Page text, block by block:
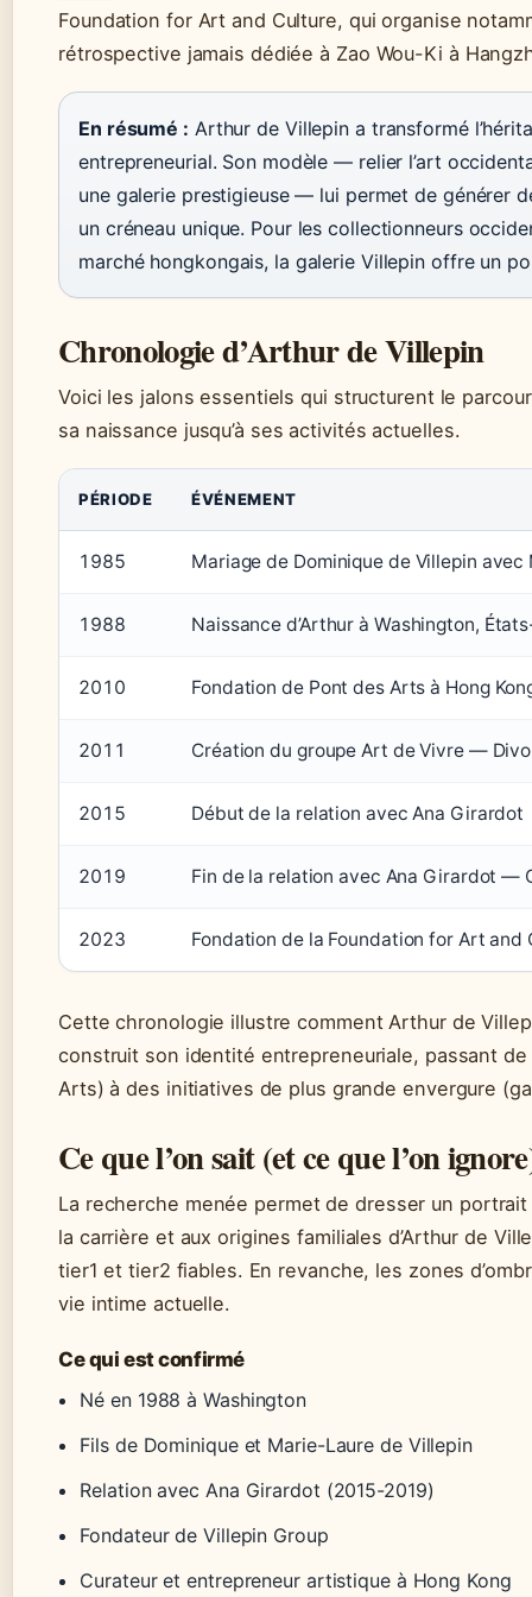
Foundation for Art and Culture, qui organise
rétrospective jamais dédiée à Zao Wou-Ki à
En résumé : Arthur de Villepin a transformé
entrepreneurial. Son modèle — relier l’art
une galerie prestigieuse — lui permet de générer
un créneau unique. Pour les collectionneurs
marché hongkongais, la galerie Villepin offre un
Chronologie d’Arthur de Villepin
Voici les jalons essentiels qui structurent le
sa naissance jusqu’à ses activités actuelles.
PÉRIODE ÉVÉNEMENT
1985 Mariage de Dominique de Villepin
1988 Naissance d’Arthur à Washington,
2010 Fondation de Pont des Arts à Hong
2011 Création du groupe Art de Vivre —
2015 Début de la relation avec Ana Girardot
2019 Fin de la relation avec Ana Girardot —
2023 Fondation de la Foundation for Art and
Cette chronologie illustre comment Arthur de
construit son identité entrepreneuriale, passant
Arts) à des initiatives de plus grande envergure
Ce que l’on sait (et ce que l’on
La recherche menée permet de dresser un
la carrière et aux origines familiales d’Arthur de
tier1 et tier2 fiables. En revanche, les zones
vie intime actuelle.
Ce qui est confirmé
Né en 1988 à Washington
Fils de Dominique et Marie-Laure de Villepin
Relation avec Ana Girardot (2015-2019)
Fondateur de Villepin Group
Curateur et entrepreneur artistique à Hong Kong